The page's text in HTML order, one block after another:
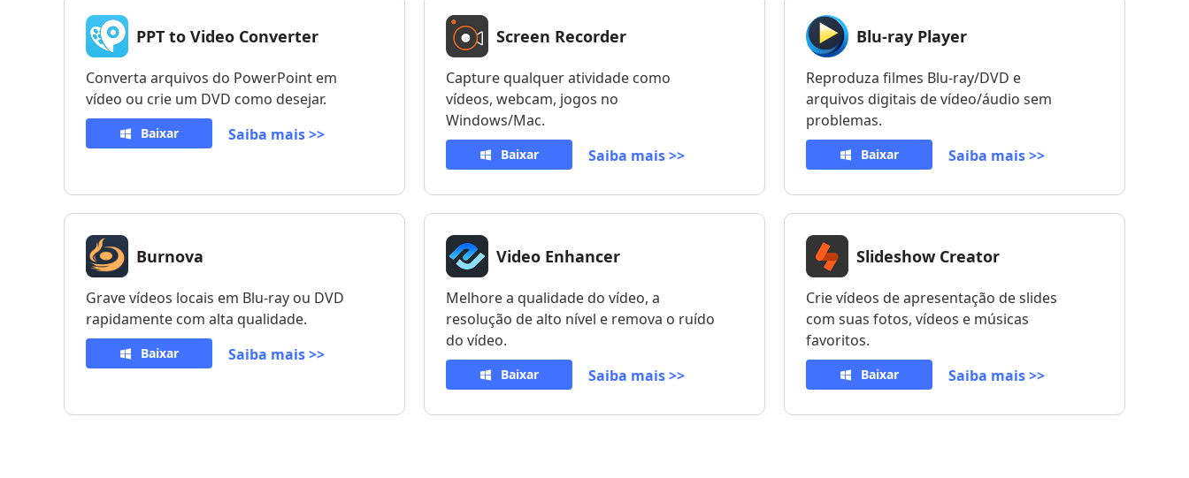
PPT to Video Converter
Converta arquivos do PowerPoint em
vídeo ou crie um DVD como desejar.
Baixar Saiba mais >>
Screen Recorder
Capture qualquer atividade como
vídeos, webcam, jogos no
Windows/Mac.
Baixar Saiba mais >>
Blu-ray Player
Reproduza filmes Blu-ray/DVD e
arquivos digitais de vídeo/áudio sem
problemas.
Baixar Saiba mais >>
Burnova
Grave vídeos locais em Blu-ray ou DVD
rapidamente com alta qualidade.
Baixar Saiba mais >>
Video Enhancer
Melhore a qualidade do vídeo, a
resolução de alto nível e remova o ruído
do vídeo.
Baixar Saiba mais >>
Slideshow Creator
Crie vídeos de apresentação de slides
com suas fotos, vídeos e músicas
favoritos.
Baixar Saiba mais >>